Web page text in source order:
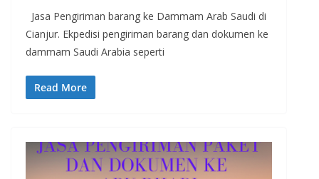
Jasa Pengiriman barang ke Dammam Arab Saudi di
Cianjur. Ekpedisi pengiriman barang dan dokumen ke
dammam Saudi Arabia seperti
Read More